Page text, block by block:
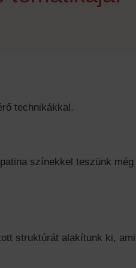
technikákkal.
színekkel teszünk még
struktúrát alakítunk ki,